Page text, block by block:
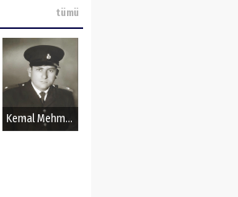
tümü
Kemal Mehmet Kanmaz